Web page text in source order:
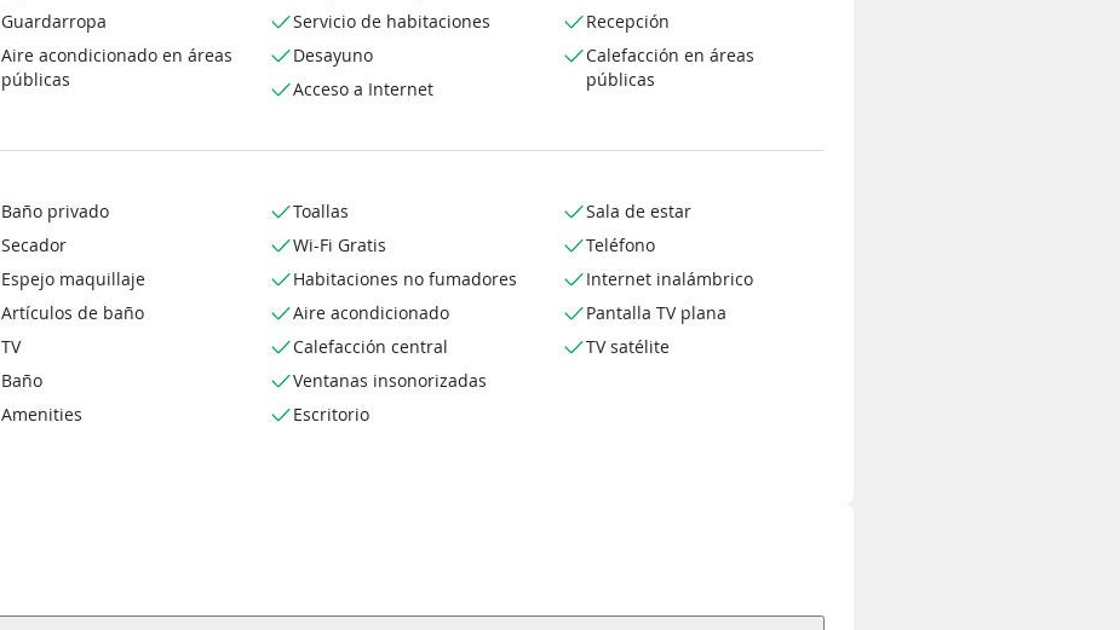
Guardarropa
Aire acondicionado en áreas
públicas
Servicio de habitaciones
Desayuno
Acceso a Internet
Recepción
Calefacción en áreas
públicas
Baño privado
Secador
Espejo maquillaje
Artículos de baño
TV
Baño
Amenities
Toallas
Wi-Fi Gratis
Habitaciones no fumadores
Aire acondicionado
Calefacción central
Ventanas insonorizadas
Escritorio
Sala de estar
Teléfono
Internet inalámbrico
Pantalla TV plana
TV satélite